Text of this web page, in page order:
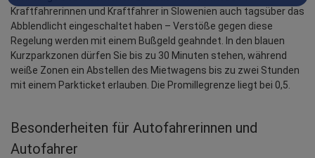
Kraftfahrerinnen und Kraftfahrer in Slowenien auch tagsüber das
Abblendlicht eingeschaltet haben – Verstöße gegen diese
Regelung werden mit einem Bußgeld geahndet. In den blauen
Kurzparkzonen dürfen Sie bis zu 30 Minuten stehen, während
weiße Zonen ein Abstellen des Mietwagens bis zu zwei Stunden
mit einem Parkticket erlauben. Die Promillegrenze liegt bei 0,5.
Besonderheiten für Autofahrerinnen und
Autofahrer